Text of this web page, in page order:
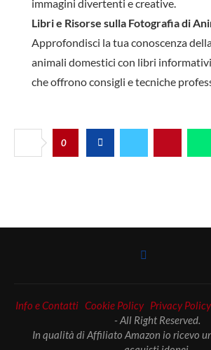
immagini divertenti e creative.
Libri e Risorse sulla Fotografia di
Approfondisci la tua conoscenza
animali domestici con libri
che offrono consigli e tecniche
0
Info e Contatti Cookie Policy Privacy Policy
- All Right Reserved.
In qualità di Affiliato Amazon io ricevo